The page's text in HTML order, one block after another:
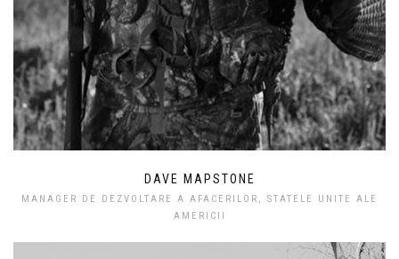
DAVE MAPSTONE
MANAGER DE DEZVOLTARE A AFACERILOR, STATELE UNITE ALE
AMERICII